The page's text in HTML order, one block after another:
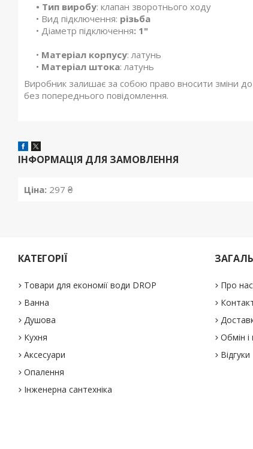
• Тип виробу: клапан зворотнього ходу
• Вид підключення: різьба
• Діаметр підключення: 1"
• Матеріал корпусу: латунь
• Матеріал штока: латунь
Виробник залишає за собою право вносити зміни до
без попереднього повідомлення.
ІНФОРМАЦІЯ ДЛЯ ЗАМОВЛЕННЯ
Ціна: 297 ₴
КАТЕГОРІЇ
Товари для економії води DROP
Ванна
Душова
Кухня
Аксесуари
Опалення
Інженерна сантехніка
Про нас
Обмін
Відгуки